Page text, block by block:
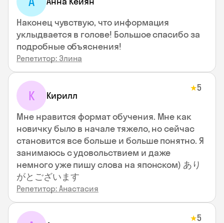
Наконец чувствую, что информация
уклыдвается в голове! Большое спасибо за
подробные объяснения!
Репетитор: Элина
К Кирилл
★5
Мне нравится формат обучения. Мне как
новичку было в начале тяжело, но сейчас
становится все больше и больше понятно. Я
занимаюсь с удовольствием и даже
немного уже пишу слова на японском) あり
がとございます
Репетитор: Анастасия
★5